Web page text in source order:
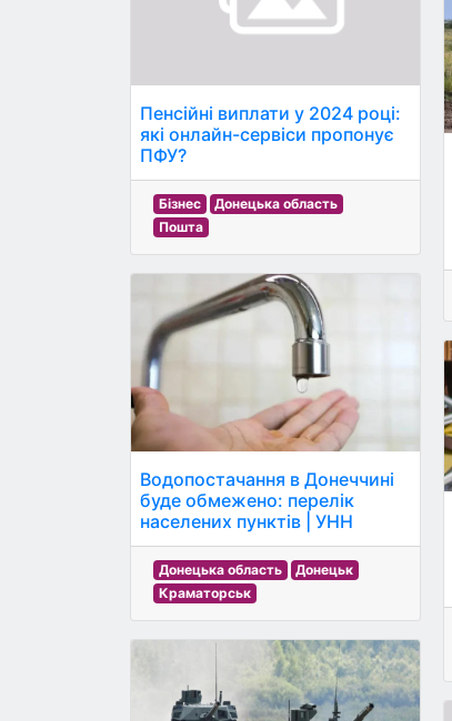
Пенсійні виплати у 2024 році:
які онлайн-сервіси пропонує
ПФУ?
Бізнес
Донецька область
Пошта
Водопостачання в Донеччині
буде обмежено: перелік
населених пунктів | УНН
Донецька область
Донецьк
Краматорськ